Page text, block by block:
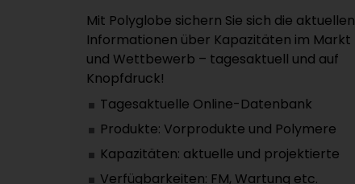
Mit Polyglobe sichern Sie sich die aktuellen
Informationen über Kapazitäten im Markt
und Wettbewerb – tagesaktuell und auf
Knopfdruck!
Tagesaktuelle Online-Datenbank
Produkte: Vorprodukte und Polymere
Kapazitäten: aktuelle und projektierte
Verfügbarkeiten: FM, Wartung etc.